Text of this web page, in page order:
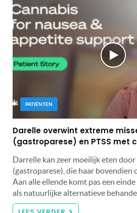
PATIËNTEN
Darelle overwint extreme
(gastroparese) en PTSS met
Darrelle kan zeer moeilijk eten
(gastroparese), die haar bovendien
Aan alle ellende komt pas een
als natuurlijke alternatieve